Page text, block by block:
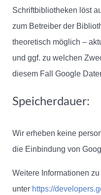
Schriftbibliotheken löst
zum Betreiber der
theoretisch möglich –
und ggf. zu welchen
diesem Fall Google
Speicherdauer:
Wir erheben keine
die Einbindung von
Weitere Informationen
unter https://